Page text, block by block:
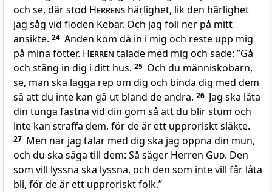
och se, där stod Herrens härlighet, lik den härlighet
jag såg vid floden Kebar. Och jag föll ner på mitt
ansikte. 24 Anden kom då in i mig och reste upp mig
på mina fötter. Herren talade med mig och sade: ”Gå
och stäng in dig i ditt hus. 25 Och du människobarn,
se, man ska lägga rep om dig och binda dig med dem
så att du inte kan gå ut bland de andra. 26 Jag ska låta
din tunga fastna vid din gom så att du blir stum och
inte kan straffa dem, för de är ett upproriskt släkte.
27 Men när jag talar med dig ska jag öppna din mun,
och du ska säga till dem: Så säger Herren Gud. Den
som vill lyssna ska lyssna, och den som inte vill får låta
bli, för de är ett upproriskt folk.”